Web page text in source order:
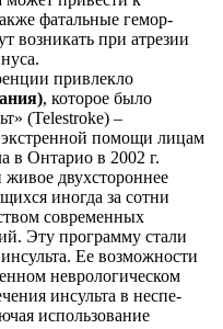
фатальные гемор­
возникать при атрезии
привлекло
, которое было
(Telestroke) –
по­мощи лицам
в Онтарио в 2002 г.
живое двухстороннее
иногда за сотни
современных
Эту программу стали
Ее возможности
неврологическом
инсульта в неспе­
использование